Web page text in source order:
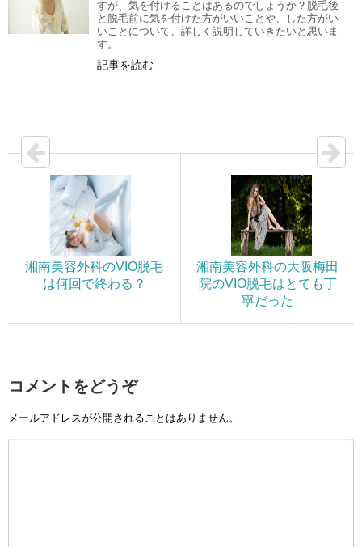
すが、気を付けることはあるのでしょうか？脱毛後
と脱毛前に気を付けた方がいいことや、した方がい
いことについて、詳しく説明していきたいと思いま
す。
記事を読む
湘南美容外科のVIO脱毛
は何回で終わる？
湘南美容外科の大阪梅田
院のVIO脱毛はとても丁
寧だった
コメントをどうぞ
メールアドレスが公開されることはありません。